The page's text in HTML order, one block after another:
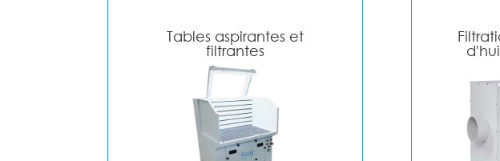
Tables aspirantes et
filtrantes